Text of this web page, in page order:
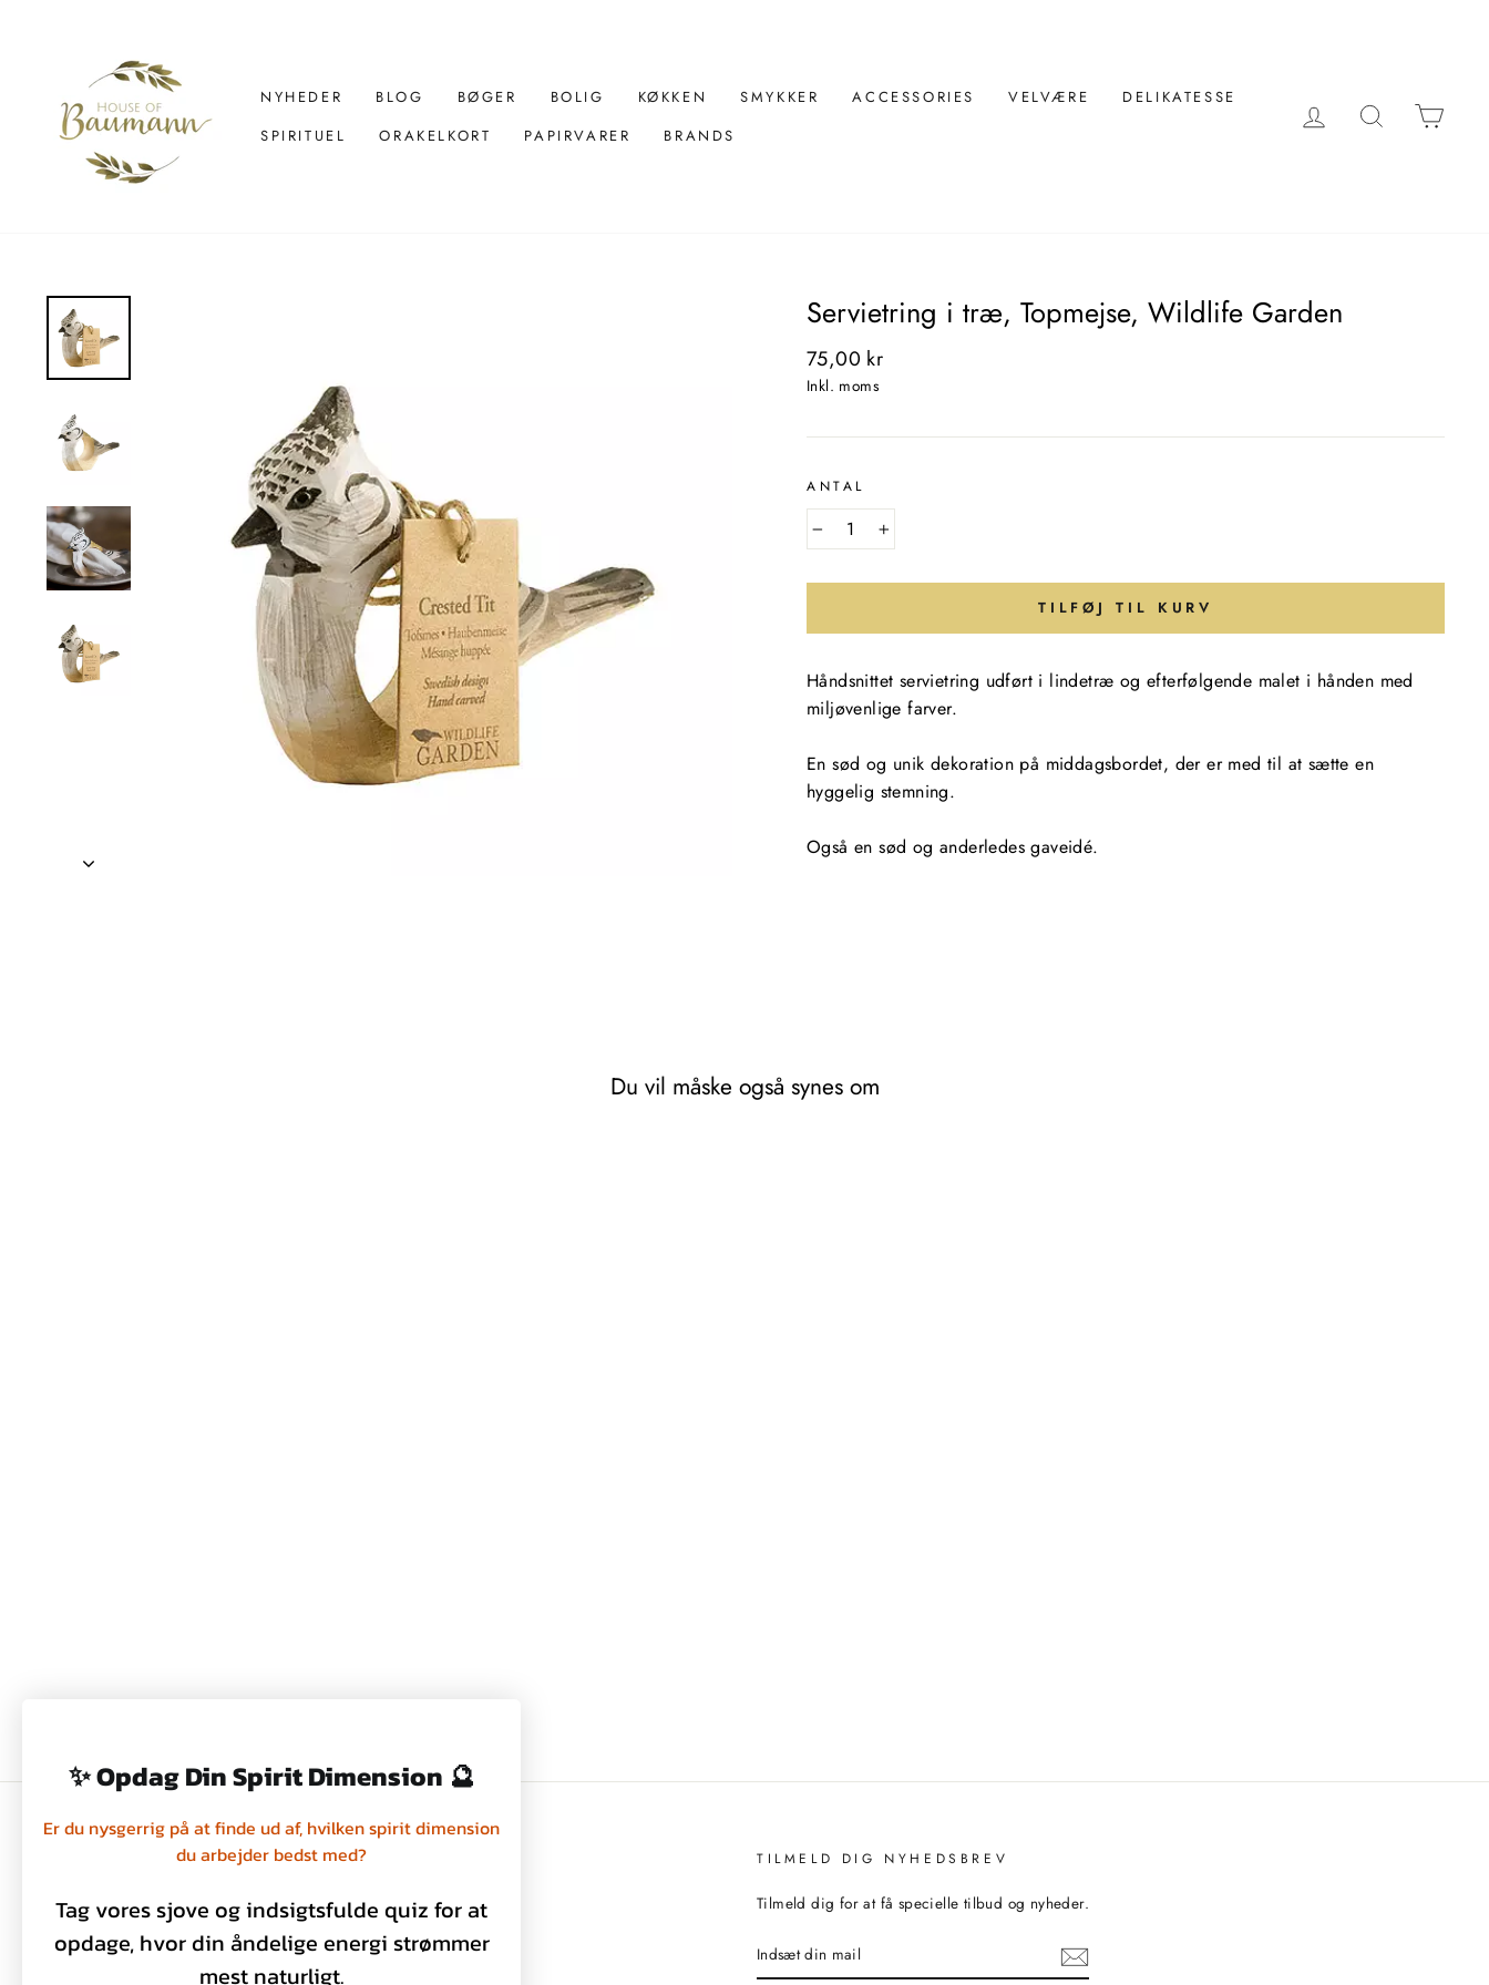
NYHEDER BLOG BØGER BOLIG KØKKEN SMYKKER ACCESSORIES VELVÆRE
DELIKATESSE
SPIRITUEL
ORAKELKORT PAPIRVARER BRANDS
LOG INDSØG
Servietring i træ, Topmejse, Wildlife Garden
Normal
pris
75,00 kr
Inkl. moms
ANTAL
− +
TILFØJ TIL KURV
Håndsnittet servietring udført i lindetræ og efterfølgende malet i hånden med
miljøvenlige farver.
En sød og unik dekoration på middagsbordet, der er med til at sætte en
hyggelig stemning.
Også en sød og anderledes gaveidé.
Du vil måske også synes om
Privatlivspolitik
Kontakt os
TILMELD DIG NYHEDSBREV
Tilmeld dig for at få specielle tilbud og nyheder.
DIN
MAIL
✨ Opdag Din Spirit Dimension 🔮
Er du nysgerrig på at finde ud af, hvilken spirit dimension
du arbejder bedst med?
Tag vores sjove og indsigtsfulde quiz for at
opdage, hvor din åndelige energi strømmer
mest naturligt.